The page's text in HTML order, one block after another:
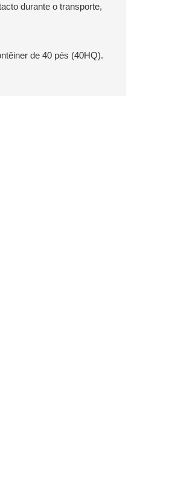
durante o transporte,
de 40 pés (40HQ).